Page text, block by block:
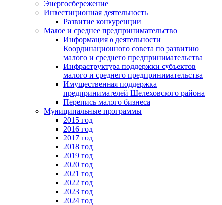
Энергосбережение
Инвестиционная деятельность
Развитие конкуренции
Малое и среднее предпринимательство
Информация о деятельности
Координационного совета по развитию
малого и среднего предпринимательства
Инфраструктура поддержки субъектов
малого и среднего предпринимательства
Имущественная поддержка
предпринимателей Шелеховского района
Перепись малого бизнеса
Муниципальные программы
2015 год
2016 год
2017 год
2018 год
2019 год
2020 год
2021 год
2022 год
2023 год
2024 год